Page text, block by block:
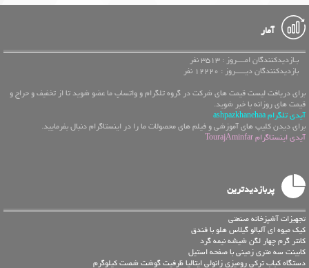
آمار
بـازدیدکنندگان امــــروز : 3513 نفر
بازدیدکنندگان دیـــــروز : 12220 نفر
برای دریافت لیست قیمت های شرکت در گروه تلگرام و واتساپ ما عضو شوید تا از تخفیف و حراج و
قیمت های روزانه با خبر شوید.
آیدی تلگرام ashpazkhanehaa
برای دیدن کلیپ های آموزشی و فیلم های محصولات ما را در اینستاگرام دنبال بفرمایید.
آیدی اینستاگرام TourajAminfar
پربازدیدترین
تجهیزات آشپزخانه صنعتی
کیک میوه ای آلبالو گیلاس هلو با فندق
کانتر گرم چهار لگن شیشه نیمه گرد
کابینت سه متری زمینی با صفحه استیل
دستگاه کباب ترکی رومیزی زانولی ایتالیا ظرفیت گوشت شصت کیلوگرم